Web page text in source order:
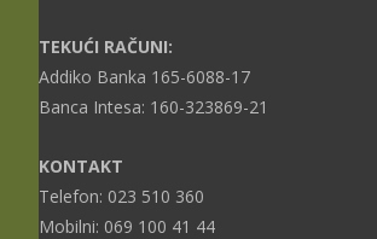
TEKUĆI RAČUNI:
Addiko Banka 165-6088-17
Banca Intesa: 160-323869-21
KONTAKT
Telefon: 023 510 360
Mobilni: 069 100 41 44